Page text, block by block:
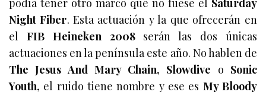
podía tener otro marco que no fuese el Saturday
Night Fiber. Esta actuación y la que ofrecerán en
el FIB Heineken 2008serán las dos únicas
actuaciones en la península este año. No hablen de
The Jesus And Mary Chain, Slowdive o Sonic
Youth, el ruido tiene nombre y ese es My Bloody